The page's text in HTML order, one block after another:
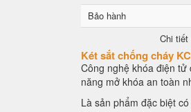
Bảo hành
Chi tiết
Két sắt chống cháy
Công nghệ khóa điện
năng mở khóa an toàn
Là sản phẩm đặc biệt